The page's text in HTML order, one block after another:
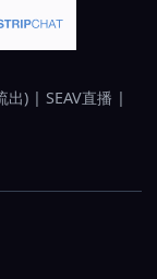
出) |SEAV直播 |